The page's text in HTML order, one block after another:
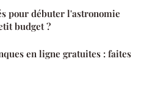
pour débuter l'astronomie
budget ?
en ligne gratuites : faites